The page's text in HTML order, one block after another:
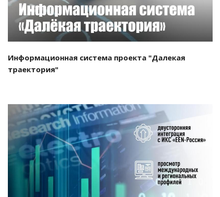
Информационная система проекта "Далекая
траектория"
Смотреть проект